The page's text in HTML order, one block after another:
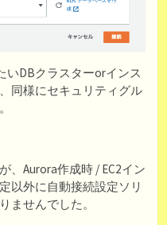
いDBクラスターorインス
同様にセキュリティグル
、Aurora作成時 / EC2イン
以外に自動接続設定ソリ
ませんでした。